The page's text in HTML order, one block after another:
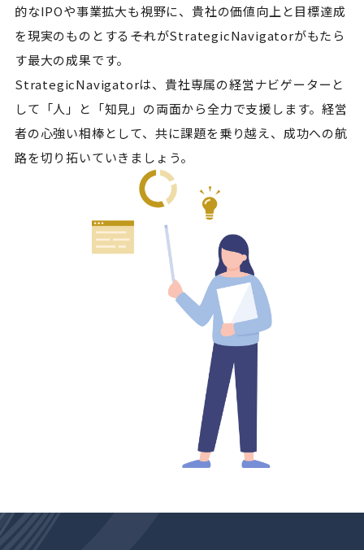
的なIPOや事業拡大も視野に、貴社の価値向上と目標達成
を現実のものとする――それがStrategicNavigatorがもたら
す最大の成果です。
StrategicNavigatorは、貴社専属の経営ナビゲーターと
して「人」と「知見」の両面から全力で支援します。経営
者の心強い相棒として、共に課題を乗り越え、成功への航
路を切り拓いていきましょう。